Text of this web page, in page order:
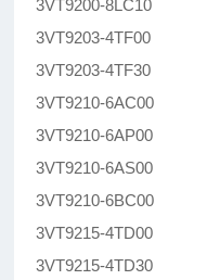
3VT9200-8LC10
3VT9203-4TF00
3VT9203-4TF30
3VT9210-6AC00
3VT9210-6AP00
3VT9210-6AS00
3VT9210-6BC00
3VT9215-4TD00
3VT9215-4TD30